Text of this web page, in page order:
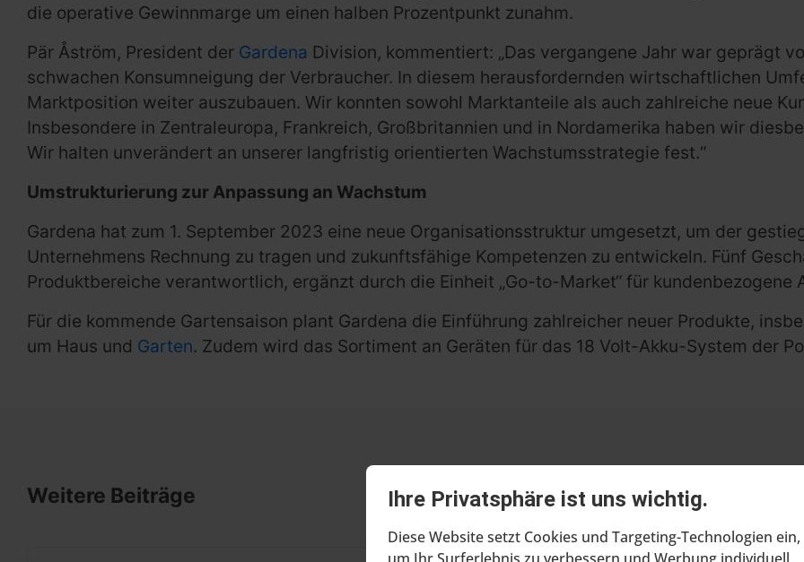
Ihre Privatsphäre ist uns wichtig.
Diese Website setzt Cookies und Targeting-Technologien ein,
um Ihr Surferlebnis zu verbessern und Werbung individuell
die operative Gewinnmarge um einen halben Prozentpunkt zunahm.
Pär Åström, President der Gardena Division, kommentiert: „Das vergangene Jahr war geprägt
schwachen Konsumneigung der Verbraucher. In diesem herausfordernden wirtschaftlichen
Marktposition weiter auszubauen. Wir konnten sowohl Marktanteile als auch zahlreiche neue
Insbesondere in Zentraleuropa, Frankreich, Großbritannien und in Nordamerika haben wir
Wir halten unverändert an unserer langfristig orientierten Wachstumsstrategie fest.“
Umstrukturierung zur Anpassung an Wachstum
Gardena hat zum 1. September 2023 eine neue Organisationsstruktur umgesetzt, um der
Unternehmens Rechnung zu tragen und zukunftsfähige Kompetenzen zu entwickeln. Fünf
Produktbereiche verantwortlich, ergänzt durch die Einheit „Go-to-Market“ für kundenbezogene
Für die kommende Gartensaison plant Gardena die Einführung zahlreicher neuer Produkte,
um Haus und Garten. Zudem wird das Sortiment an Geräten für das 18 Volt-Akku-System der
Weitere Beiträge